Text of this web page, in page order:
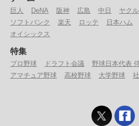
巨人 DeNA 阪神 広島 中日 ヤク
ソフトバンク
楽天 ロッテ 日本ハム
オイシックス
特集
プロ野球 ドラフト会議
野球日本代表
アマチュア野球
高校野球 大学野球